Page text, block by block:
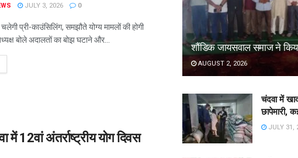
JULY 3, 2026 0
प्री-काउंसिलिंग, समझौते योग्य मामलों की होगी
बोले अदालतों का बोझ घटाने और...
में 12वां अंतर्राष्ट्रीय योग दिवस
शौंडिक जायसवाल समाज ने
AUGUST 2, 2026
चंदवा में
छापेमारी,
JULY 31,